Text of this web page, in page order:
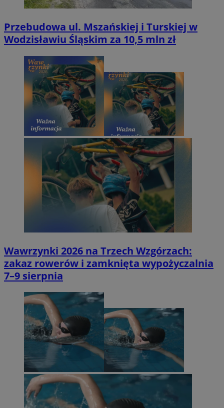
Przebudowa ul. Mszańskiej i Turskiej w
Wodzisławiu Śląskim za 10,5 mln zł
Wawrzynki 2026 na Trzech Wzgórzach:
zakaz rowerów i zamknięta wypożyczalnia
7–9 sierpnia